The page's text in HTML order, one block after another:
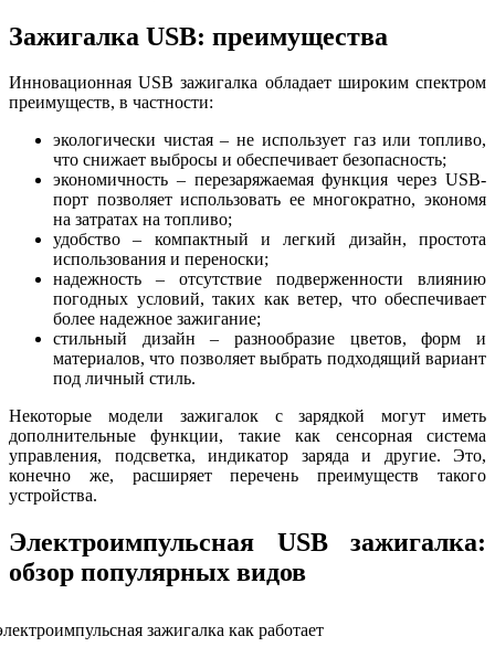
Зажигалка USB: преимущества
Инновационная USB зажигалка обладает широким спектром
преимуществ, в частности:
экологически чистая – не использует газ или топливо,
что снижает выбросы и обеспечивает безопасность;
экономичность – перезаряжаемая функция через USB-
порт позволяет использовать ее многократно, экономя
на затратах на топливо;
удобство – компактный и легкий дизайн, простота
использования и переноски;
надежность – отсутствие подверженности влиянию
погодных условий, таких как ветер, что обеспечивает
более надежное зажигание;
стильный дизайн – разнообразие цветов, форм и
материалов, что позволяет выбрать подходящий вариант
под личный стиль.
Некоторые модели зажигалок с зарядкой могут иметь
дополнительные функции, такие как сенсорная система
управления, подсветка, индикатор заряда и другие. Это,
конечно же, расширяет перечень преимуществ такого
устройства.
Электроимпульсная USB зажигалка:
обзор популярных видов